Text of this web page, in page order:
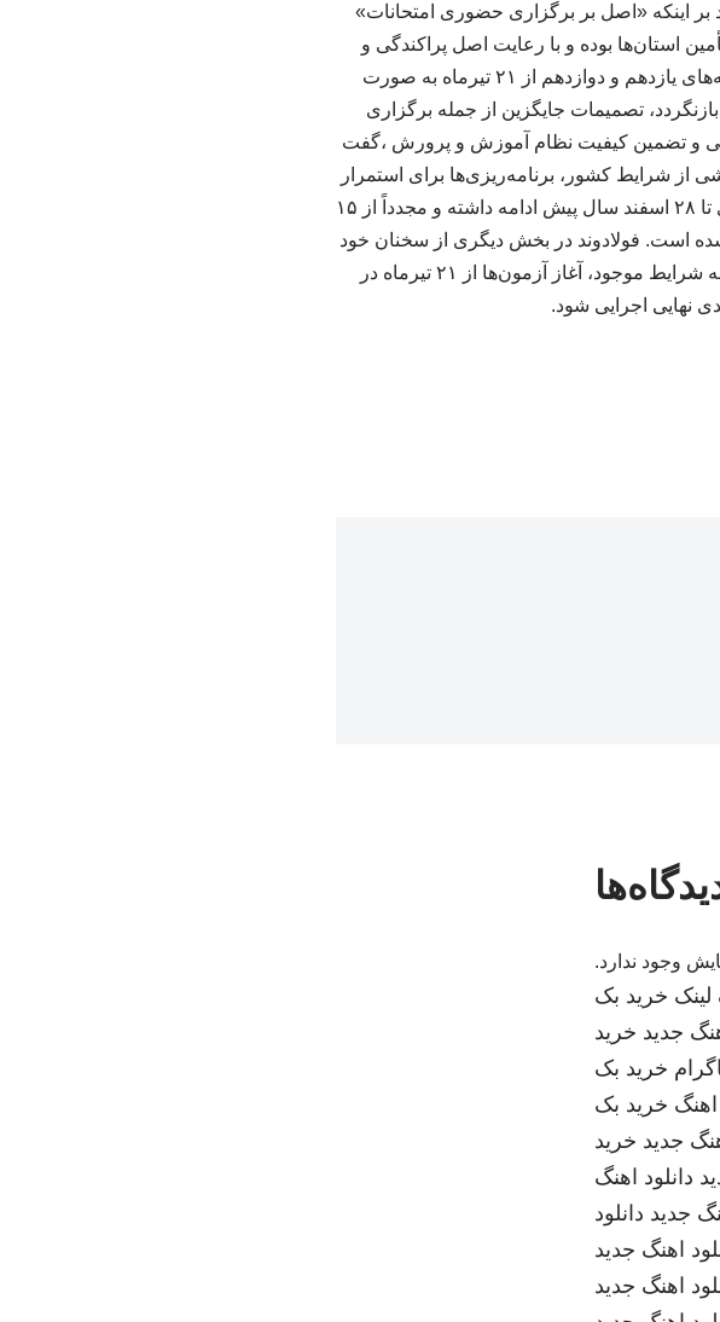
بر اینکه «اصل بر برگزاری حضوری امتحانات»
استان‌ها بوده و با رعایت اصل پراکندگی و
شرایط ایمنی در سراسر کشور اجرا خواهد شد. وی افزود: امتحانات پایه‌های یازدهم و دوازدهم از ۲۱ تیرماه به صورت
تصمیمات جایگزین از جمله برگزاری
و تضمین کیفیت نظام آموزش و پرورش ،گفت
از شرایط کشور، برنامه‌ریزی‌ها برای استمرار
فرآیند ارزشیابی انجام شده است. وی خاطرنشان کرد: آموزش‌های مجازی تا ۲۸ اسفند سال پیش ادامه داشته و مجدداً از ۱۵
است. فولادوند در بخش دیگری از سخنان خود
گفت: پیشنهاد اولیه برای آغاز امتحانات، دوم خردادماه بوده اما با توجه به شرایط موجود، آغاز آزمون‌ها از ۲۱ تیرماه در
نهایی اجرایی شود.
وجود ندارد.
خرید بک
جدید خرید
خرید بک
اهنگ خرید بک
جدید خرید
دانلود اهنگ
جدید دانلود
اهنگ جدید
اهنگ جدید